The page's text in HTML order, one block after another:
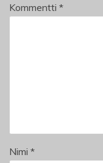
Kommentti *
Nimi *